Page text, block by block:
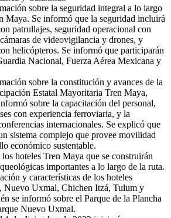
sobre la seguridad integral a lo largo
Maya. Se informó que la seguridad incluirá
patrullajes, seguridad operacional con
de videovigilancia y drones, y
helicópteros. Se informó que participarán
Nacional, Fuerza Aérea Mexicana y
sobre la constitución y avances de la
Estatal Mayoritaria Tren Maya,
sobre la capacitación del personal,
con experiencia ferroviaria, y la
internacionales. Se explicó que
sistema complejo que provee movilidad
económico sustentable.
hoteles Tren Maya que se construirán
importantes a lo largo de la ruta.
y características de los hoteles
Nuevo Uxmal, Chichen Itzá, Tulum y
se informó sobre el Parque de la Plancha
Nuevo Uxmal.